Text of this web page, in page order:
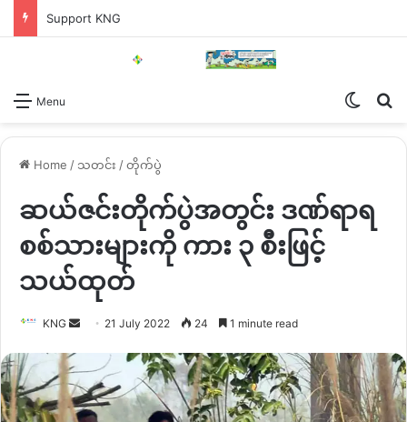
Support KNG
Menu
Home / သတင်း /တိုက်ပွဲ
ဆယ်ဇင်းတိုက်ပွဲအတွင်း ဒဏ်ရာရ
စစ်သားများကို ကား ၃ စီးဖြင့်
သယ်ထုတ်
KNG
Send
email
21 July 2022 24 1 minute read